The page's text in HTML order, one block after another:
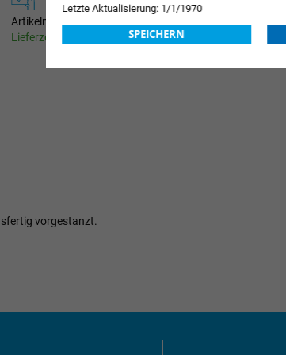
Artikelnummer
Lieferzeit 1-3 Tage
vorgestanzt.
Letzte Aktualisierung: 1/1/1970
SPEICHERN